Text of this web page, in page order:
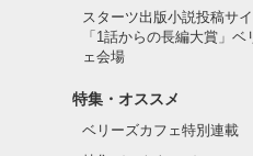
スターツ出版小説投稿サ
「1話からの長編大賞」ベ
ェ会場
特集・オススメ
ベリーズカフェ特別連載